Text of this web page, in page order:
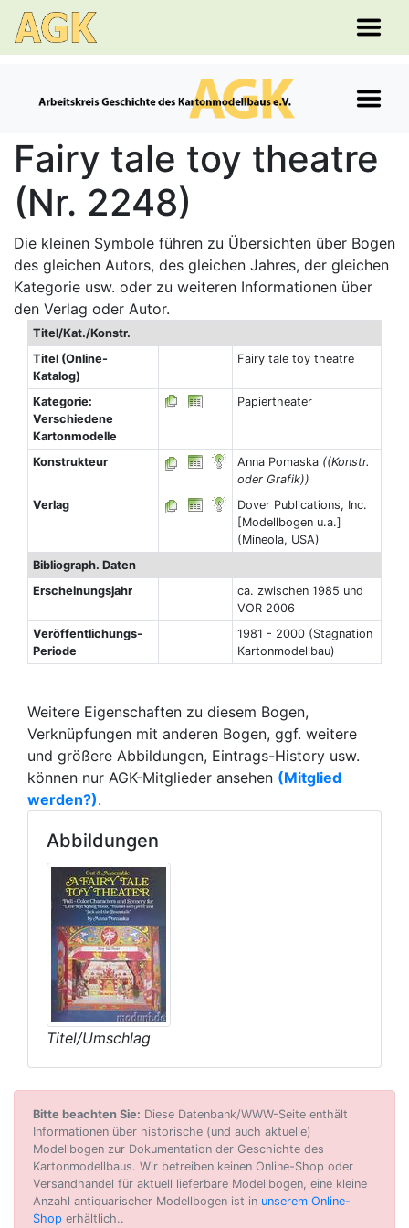
Fairy tale toy theatre
(Nr. 2248)
Die kleinen Symbole führen zu Übersichten über Bogen
des gleichen Autors, des gleichen Jahres, der gleichen
Kategorie usw. oder zu weiteren Informationen über
den Verlag oder Autor.
Titel/Kat./Konstr.
Titel (Online-
Katalog)
Fairy tale toy theatre
Kategorie:
Verschiedene
Kartonmodelle
Papiertheater
Konstrukteur Anna Pomaska ((Konstr.
oder Grafik))
Verlag
Dover Publications, Inc.
[Modellbogen u.a.]
(Mineola, USA)
Bibliograph. Daten
Erscheinungsjahr
ca. zwischen 1985 und
VOR 2006
Veröffentlichungs-
Periode
1981 - 2000 (Stagnation
Kartonmodellbau)
Weitere Eigenschaften zu diesem Bogen,
Verknüpfungen mit anderen Bogen, ggf. weitere
und größere Abbildungen, Eintrags-History usw.
können nur AGK-Mitglieder ansehen (Mitglied
werden?).
Abbildungen
Titel/Umschlag
Bitte beachten Sie: Diese Datenbank/WWW-Seite enthält
Informationen über historische (und auch aktuelle)
Modellbogen zur Dokumentation der Geschichte des
Kartonmodellbaus. Wir betreiben keinen Online-Shop oder
Versandhandel für aktuell lieferbare Modellbogen, eine kleine
Anzahl antiquarischer Modellbogen ist in unserem Online-
Shop erhältlich..